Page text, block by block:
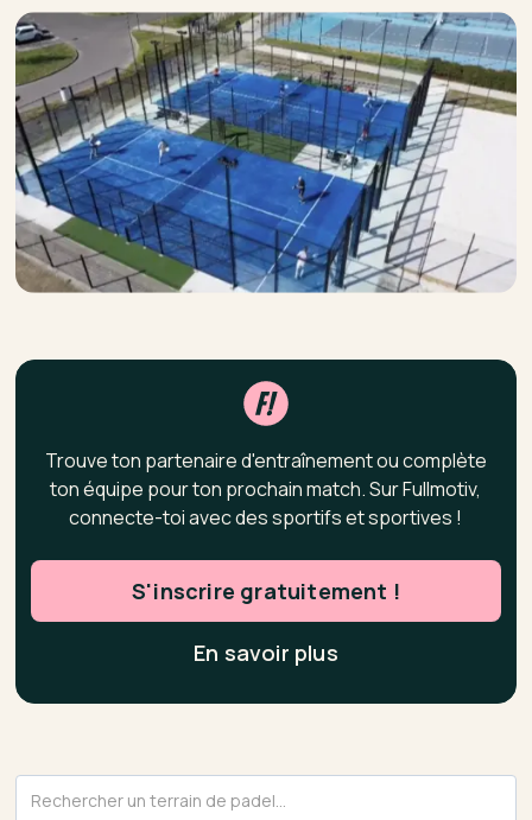
Trouve ton partenaire d'entraînement ou complète
ton équipe pour ton prochain match. Sur Fullmotiv,
connecte-toi avec des sportifs et sportives !
S'inscrire gratuitement !
En savoir plus